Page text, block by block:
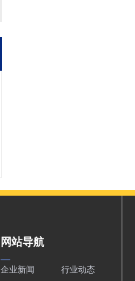
网站导航
企业新闻 行业动态